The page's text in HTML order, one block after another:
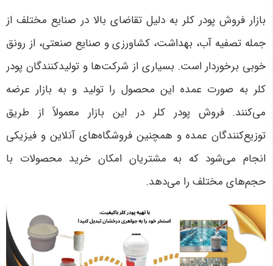
بازار فروش پودر کلر به دلیل تقاضای بالا در صنایع مختلف از
جمله تصفیه آب، بهداشت، کشاورزی و صنایع صنعتی، از رونق
خوبی برخوردار است. بسیاری از شرکت‌ها و تولیدکنندگان پودر
کلر به صورت عمده این محصول را تولید و به بازار عرضه
می‌کنند. فروش پودر کلر در این بازار معمولاً از طریق
توزیع‌کنندگان عمده و همچنین فروشگاه‌های آنلاین و فیزیکی
انجام می‌شود که به مشتریان امکان خرید محصولات با
حجم‌های مختلف را می‌دهد.